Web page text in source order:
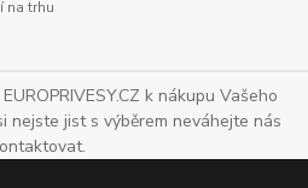
na trhu
k nákupu Vašeho
nejste jist s výběrem neváhejte nás